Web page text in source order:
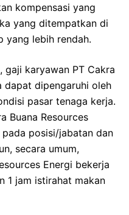
kompensasi yang
yang ditempatkan di
yang lebih rendah.
karyawan PT Cakra
dapat dipengaruhi oleh
pasar tenaga kerja.
Buana Resources
posisi/jabatan dan
secara umum,
Energi bekerja
1 jam istirahat makan